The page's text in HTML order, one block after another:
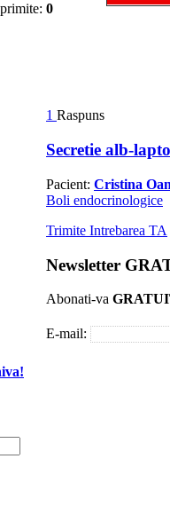
0
1 Raspuns
Secretie alb-
Pacient: Cristina
Boli endocrinologice
Trimite Intrebarea TA
Newsletter
Abonati-va
E-mail: